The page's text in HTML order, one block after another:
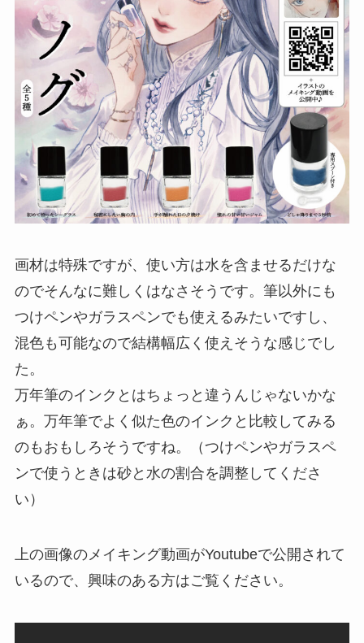
画材は特殊ですが、使い方は水を含ませるだけな
のでそんなに難しくはなさそうです。筆以外にも
つけペンやガラスペンでも使えるみたいですし、
混色も可能なので結構幅広く使えそうな感じでし
た。
万年筆のインクとはちょっと違うんじゃないかな
ぁ。万年筆でよく似た色のインクと比較してみる
のもおもしろそうですね。（つけペンやガラスペ
ンで使うときは砂と水の割合を調整してくださ
い）
上の画像のメイキング動画がYoutubeで公開されて
いるので、興味のある方はご覧ください。